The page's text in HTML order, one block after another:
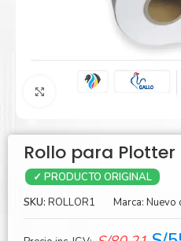
Agrandar
Rollo para Plotter
✓ PRODUCTO ORIGINAL
SKU: ROLLOR1 Marca: Nuevo